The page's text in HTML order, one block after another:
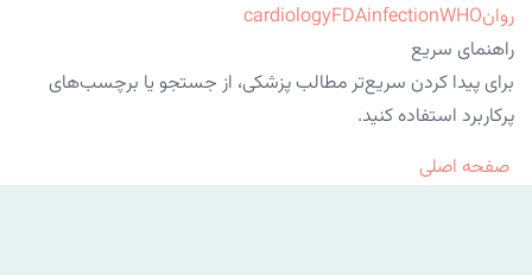
روان
cardiologyFDAinfectionWHO
راهنمای سریع
برای پیدا کردن سریع‌تر مطالب پزشکی، از جستجو یا برچسب‌های
پرکاربرد استفاده کنید.
صفحه اصلی